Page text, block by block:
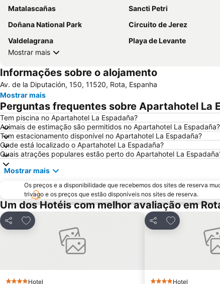
Matalascañas Sancti Petri
Doñana National Park
Circuito de Jerez
Valdelagrana
Playa de Levante
Mostrar mais
Informações sobre o alojamento
Av. de la Diputación, 150, 11520, Rota, Espanha
Mostrar mais
Perguntas frequentes sobre Apartahotel La
Tem piscina no Apartahotel La Espadaña?
Animais de estimação são permitidos no Apartahotel La Espadaña?
Tem estacionamento disponível no Apartahotel La Espadaña?
Onde está localizado o Apartahotel La Espadaña?
Quais atrações populares estão perto do Apartahotel La
Mostrar mais
Os preços e a disponibilidade que recebemos dos sites de reserva
trivago e os preços que estão disponíveis nos sites de reserva.
Um dos Hotéis com melhor avaliação em
Partilhar
Adicionar aos favoritos
Hotel
Partilhar
Adicionar aos
Hotel